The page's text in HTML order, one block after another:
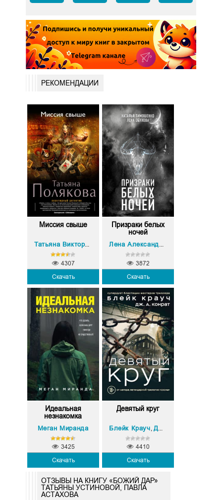
РЕКОМЕНДАЦИИ
Миссия свыше
Татьяна Викторовна Полякова
Скачать
4307
Призраки белых
ночей
Лена Александровна Обухова
Скачать
3872
Идеальная
незнакомка
Меган Миранда
Скачать
3425
Девятый круг
Блейк Крауч, Дж. А. Конрат
Скачать
4410
ОТЗЫВЫ НА КНИГУ «БОЖИЙ ДАР»
ТАТЬЯНЫ УСТИНОВОЙ, ПАВЛА
АСТАХОВА